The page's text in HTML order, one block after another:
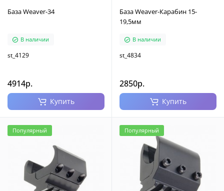
База Weaver-34
В наличии
st_4129
4914р.
Купить
База Weaver-Карабин 15-
19,5мм
В наличии
st_4834
2850р.
Купить
Популярный Популярный